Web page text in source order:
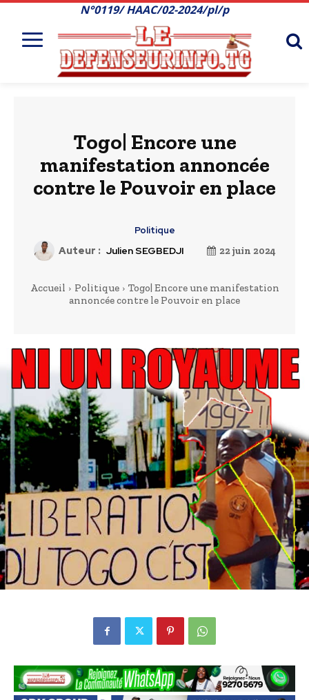
N°0119/ HAAC/02-2024/pl/p
Togo| Encore une
manifestation annoncée
contre le Pouvoir en place
Politique
Auteur : Julien SEGBEDJI 22 juin 2024
Accueil Politique
Togo| Encore une manifestation
annoncée contre le Pouvoir en place